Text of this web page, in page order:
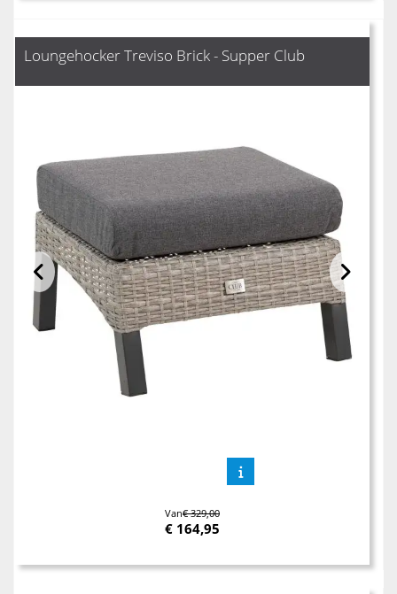
Loungehocker Treviso Brick - Supper Club
Van€ 329,00
€ 164,95